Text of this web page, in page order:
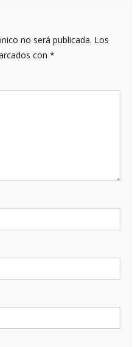
no será publicada. Los
con *